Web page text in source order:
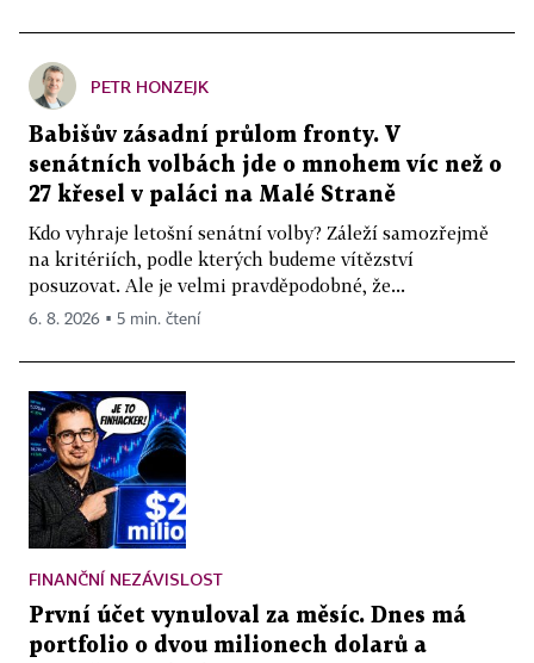
PETR HONZEJK
Babišův zásadní průlom fronty. V
senátních volbách jde o mnohem víc než o
27 křesel v paláci na Malé Straně
Kdo vyhraje letošní senátní volby? Záleží samozřejmě
na kritériích, podle kterých budeme vítězství
posuzovat. Ale je velmi pravděpodobné, že...
6. 8. 2026 ▪ 5 min. čtení
FINANČNÍ NEZÁVISLOST
První účet vynuloval za měsíc. Dnes má
portfolio o dvou milionech dolarů a